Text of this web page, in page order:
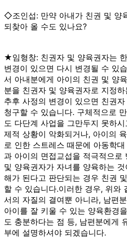
◇조인섭: 만약 아내가 친권 및 양
되찾아 올 수도 있나요?
★임형창: 친권자 및 양육권자는
변경이 있으면 다시 변경될 수 있
서 아내분에게 아이의 친권 및 양
분을 친권자 및 양육권자로 지정
추후 사정의 변경이 있으면 친권
청구할 수 있습니다. 구체적으로
도 다단계 사업을 그만두지 못하
제적 상황이 악화되거나, 아이의
로 인한 스트레스 때문에 아동학
과 아이의 면접교섭을 적극적으로
및 양육권자가 자녀를 양육하는
해가 된다고 판단되는 경우 친권
할 수 있습니다.이러한 경우, 위와
서의 자질의 결여뿐 아니라, 남편
아이를 잘 키울 수 있는 양육환경
도 충분하다는 점 등, 남편분에게
부에 설명하셔야 되겠습니다.